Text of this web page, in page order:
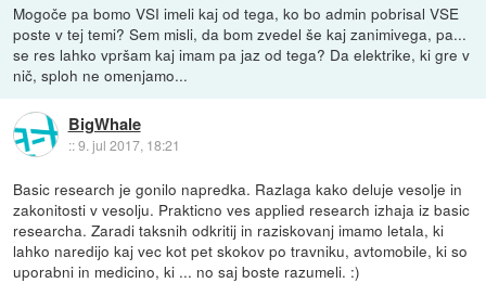
Mogoče pa bomo VSI imeli kaj od tega, ko bo admin pobrisal VSE
poste v tej temi? Sem misli, da bom zvedel še kaj zanimivega, pa...
se res lahko vpršam kaj imam pa jaz od tega? Da elektrike, ki gre v
nič, sploh ne omenjamo...
BigWhale
::9. jul 2017, 18:21
Basic research je gonilo napredka. Razlaga kako deluje vesolje in
zakonitosti v vesolju. Prakticno ves applied research izhaja iz basic
researcha. Zaradi taksnih odkritij in raziskovanj imamo letala, ki
lahko naredijo kaj vec kot pet skokov po travniku, avtomobile, ki so
uporabni in medicino, ki ... no saj boste razumeli. :)